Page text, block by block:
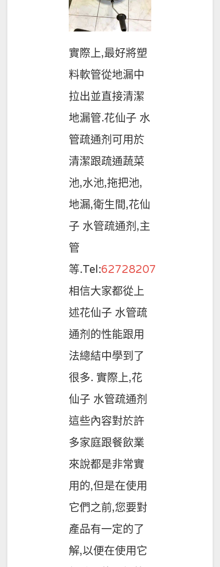
實際上,最好將塑
料軟管從地漏中
拉出並直接清潔
地漏管.花仙子 水
管疏通剂可用於
清潔跟疏通蔬菜
池,水池,拖把池,
地漏,衛生間,花仙
子 水管疏通剂,主
管
等.Tel:62728207
相信大家都從上
述花仙子 水管疏
通剂的性能跟用
法總結中學到了
很多. 實際上,花
仙子 水管疏通剂
這些內容對於許
多家庭跟餐飲業
來說都是非常實
用的,但是在使用
它們之前,您要對
產品有一定的了
解,以便在使用它